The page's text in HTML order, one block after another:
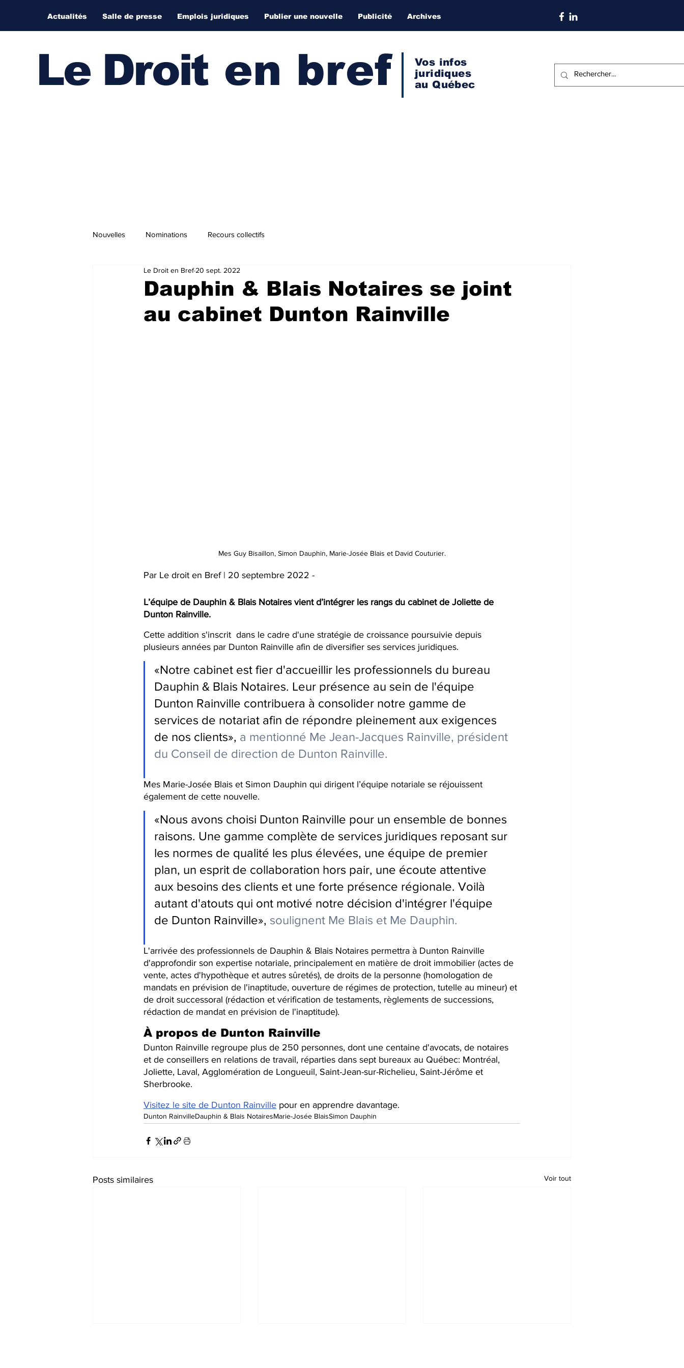
Actualités Salle de presse Emplois juridiques Publier une nouvelle Publicité Archives S'abonner aux nouvelles
Le Droit en bref
Vos infos
juridiques
au Québec
Nouvelles Nominations Recours collectifs
Dauphin & Blais Notaires se joint
au cabinet Dunton Rainville
Le Droit en Bref 20 sept. 2022
Mes Guy Bisaillon, Simon Dauphin, Marie-Josée Blais et David Couturier.
Par Le droit en Bref | 20 septembre 2022 -
L’équipe de Dauphin & Blais Notaires vient d’intégrer les rangs du cabinet de Joliette de
Dunton Rainville.
Cette addition s'inscrit  dans le cadre d'une stratégie de croissance poursuivie depuis
plusieurs années par Dunton Rainville afin de diversifier ses services juridiques.
«Notre cabinet est fier d'accueillir les professionnels du bureau
Dauphin & Blais Notaires. Leur présence au sein de l'équipe
Dunton Rainville contribuera à consolider notre gamme de
services de notariat afin de répondre pleinement aux exigences
de nos clients», a mentionné Me Jean-Jacques Rainville, président
du Conseil de direction de Dunton Rainville.
Mes Marie-Josée Blais et Simon Dauphin qui dirigent l’équipe notariale se réjouissent
également de cette nouvelle.
«Nous avons choisi Dunton Rainville pour un ensemble de bonnes
raisons. Une gamme complète de services juridiques reposant sur
les normes de qualité les plus élevées, une équipe de premier
plan, un esprit de collaboration hors pair, une écoute attentive
aux besoins des clients et une forte présence régionale. Voilà
autant d'atouts qui ont motivé notre décision d'intégrer l'équipe
de Dunton Rainville», soulignent Me Blais et Me Dauphin.
L'arrivée des professionnels de Dauphin & Blais Notaires permettra à Dunton Rainville
d'approfondir son expertise notariale, principalement en matière de droit immobilier (actes de
vente, actes d'hypothèque et autres sûretés), de droits de la personne (homologation de
mandats en prévision de l'inaptitude, ouverture de régimes de protection, tutelle au mineur) et
de droit successoral (rédaction et vérification de testaments, règlements de successions,
rédaction de mandat en prévision de l'inaptitude).
À propos de Dunton Rainville
Dunton Rainville regroupe plus de 250 personnes, dont une centaine d'avocats, de notaires
et de conseillers en relations de travail, réparties dans sept bureaux au Québec: Montréal,
Joliette, Laval, Agglomération de Longueuil, Saint-Jean-sur-Richelieu, Saint-Jérôme et
Sherbrooke.
Visitez le site de Dunton Rainville pour en apprendre davantage.
Dunton RainvilleDauphin & Blais NotairesMarie-Josée BlaisSimon Dauphin
Posts similaires Voir tout